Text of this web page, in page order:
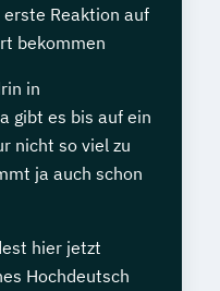
Reaktion auf
bekommen
in
gibt es bis auf ein
nicht so viel zu
ja auch schon
hier jetzt
Hochdeutsch